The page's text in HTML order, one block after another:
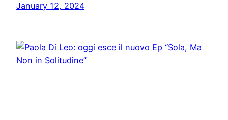
January 12, 2024